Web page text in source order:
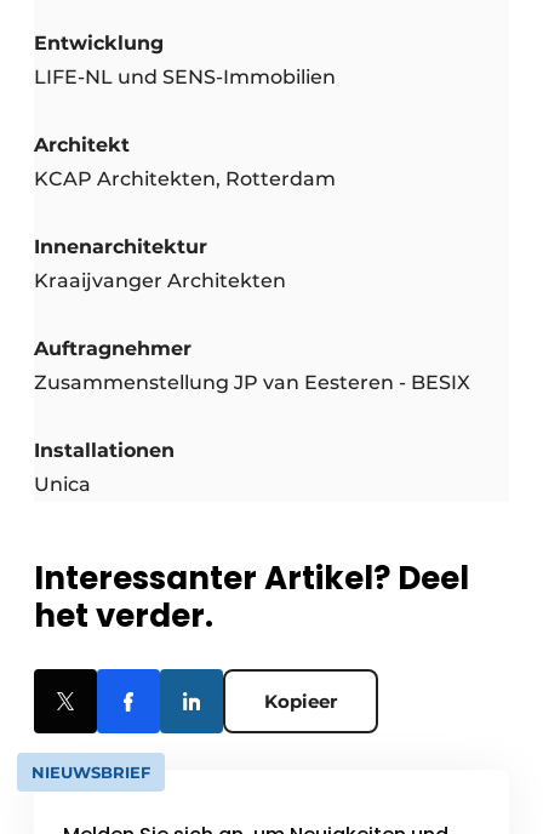
Entwicklung
LIFE-NL und SENS-Immobilien
Architekt
KCAP Architekten, Rotterdam
Innenarchitektur
Kraaijvanger Architekten
Auftragnehmer
Zusammenstellung JP van Eesteren - BESIX
Installationen
Unica
Interessanter Artikel? Deel
het verder.
Kopieer
NIEUWSBRIEF